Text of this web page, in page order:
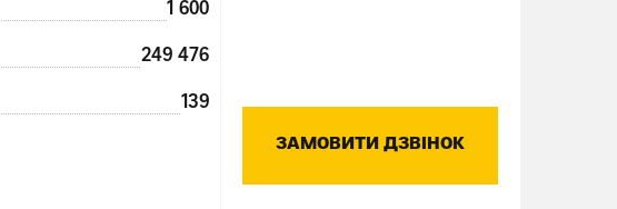
1 600
249 476
139
ЗАМОВИТИ ДЗВІНОК